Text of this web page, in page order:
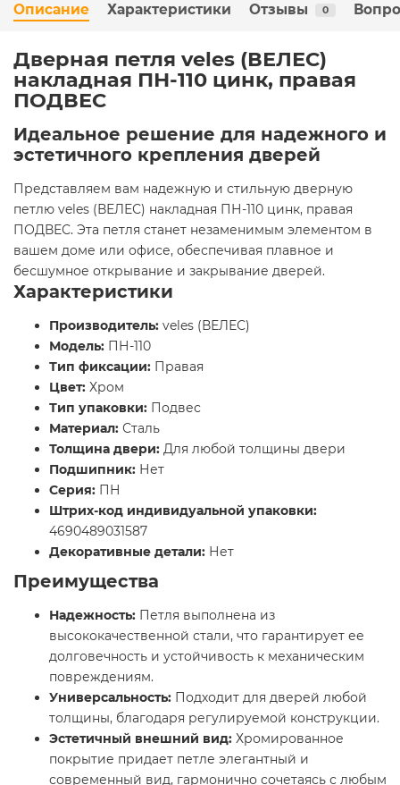
Описание Характеристики Отзывы 0
Дверная петля veles (ВЕЛЕС)
накладная ПН-110 цинк, правая
ПОДВЕС
Идеальное решение для надежного и
эстетичного крепления дверей
Представляем вам надежную и стильную дверную
петлю veles (ВЕЛЕС) накладная ПН-110 цинк, правая
ПОДВЕС. Эта петля станет незаменимым элементом в
вашем доме или офисе, обеспечивая плавное и
бесшумное открывание и закрывание дверей.
Характеристики
Производитель: veles (ВЕЛЕС)
Модель: ПН-110
Тип фиксации: Правая
Цвет: Хром
Тип упаковки: Подвес
Материал: Сталь
Толщина двери: Для любой толщины двери
Подшипник: Нет
Серия: ПН
Штрих-код индивидуальной упаковки:
4690489031587
Декоративные детали: Нет
Преимущества
Надежность: Петля выполнена из
высококачественной стали, что гарантирует ее
долговечность и устойчивость к механическим
повреждениям.
Универсальность: Подходит для дверей любой
толщины, благодаря регулируемой конструкции.
Эстетичный внешний вид: Хромированное
покрытие придает петле элегантный и
современный вид, гармонично сочетаясь с любым